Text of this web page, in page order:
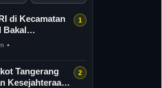
di Kecamatan
Bakal
Permainan
•
Tangerang
Kesejahteraan